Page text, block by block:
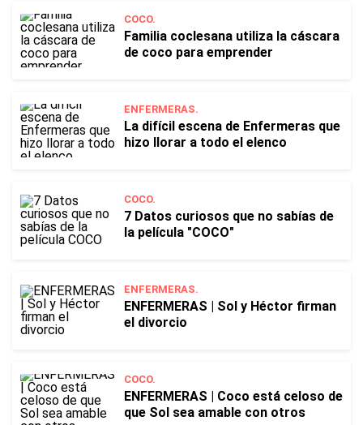
COCO.
Familia coclesana utiliza la cáscara
de coco para emprender
ENFERMERAS.
La difícil escena de Enfermeras que
hizo llorar a todo el elenco
COCO.
7 Datos curiosos que no sabías de
la película "COCO"
ENFERMERAS.
ENFERMERAS | Sol y Héctor firman
el divorcio
COCO.
ENFERMERAS | Coco está celoso de
que Sol sea amable con otros